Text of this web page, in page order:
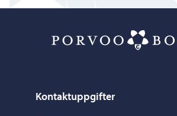
Kontaktuppgifter